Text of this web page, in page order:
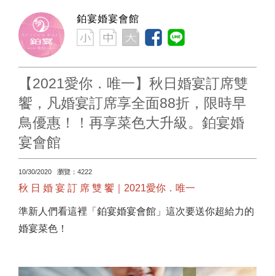
鉑宴婚宴會館
【2021愛你．唯一】秋日婚宴訂席雙
饗，凡婚宴訂席享全面88折，限時早
鳥優惠！！再享菜色大升級。鉑宴婚
宴會館
10/30/2020 瀏覽：4222
秋 日 婚 宴 訂 席 雙 饗｜2021愛你．唯一
準新人們看這裡「鉑宴婚宴會館」這次要送你超給力的
婚宴菜色！